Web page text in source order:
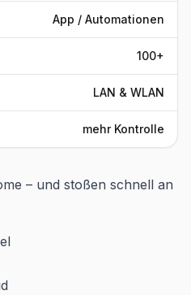
App / Automationen
100+
LAN & WLAN
mehr Kontrolle
– und stoßen schnell an